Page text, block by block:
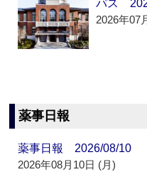
パス
2026年07
薬事日報
薬事日報 2026/08/10
2026年08月10日 (月)